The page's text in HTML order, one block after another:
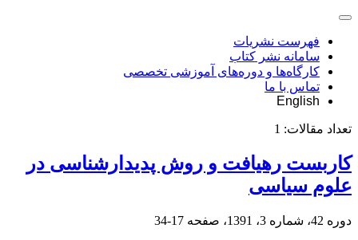
فهرست نشریات
سامانه نشر کتاب
کارگاه‌ها و دوره‌های آموزشی تخصصی
تماس با ما
English
تعداد مقالات: 1
کاربست رهیافت و روش پدیدارشناسی در
علوم سیاسی
دوره 42، شماره 3، 1391، صفحه 17-34